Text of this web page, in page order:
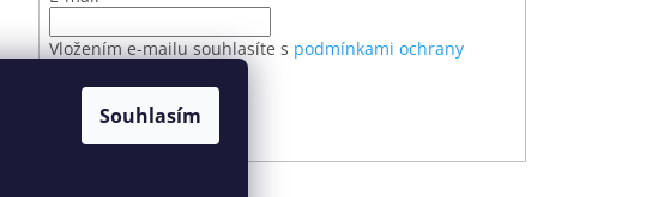
Souhlasím
Vložením e-mailu souhlasíte s podmínkami ochrany
PŘIHLÁSIT SE